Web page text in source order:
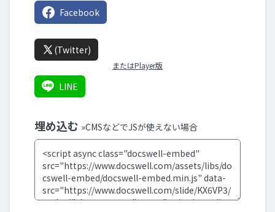
Facebook
(Twitter)
またはPlayer版
LINE
埋め込む »CMSなどでJSが使えない場合